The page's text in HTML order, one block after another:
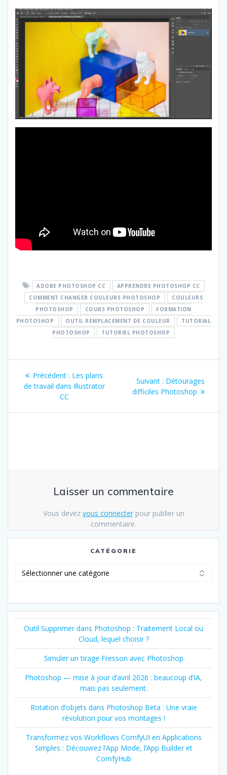
ADOBE PHOTOSHOP CC
APPRENDRE PHOTOSHOP CC
COMMENT CHANGER COULEURS PHOTOSHOP
COULEURS
PHOTOSHOP
COURS PHOTOSHOP
FORMATION
PHOTOSHOP
OUTIL REMPLACEMENT DE COULEUR
TUTORIAL
PHOTOSHOP
TUTORIEL PHOTOSHOP
Navigation
de
l’article
Précédent : Article
précédent
Les plans
de travail dans Illustrator
CC
Suivant : Article
suivant
Détourages
difficiles Photoshop
Laisser un commentaire
Vous devez vous connecterpour publier un
commentaire.
CATÉGORIE
Outil Supprimer dans Photoshop : Traitement Local ou
Cloud, lequel choisir ?
Simuler un tirage Fresson avec Photoshop
Photoshop — mise à jour d’avril 2026 : beaucoup d’IA,
mais pas seulement.
Rotation d’objets dans Photoshop Beta : Une vraie
révolution pour vos montages !
Transformez vos Workflows ComfyUI en Applications
Simples : Découvrez l’App Mode, l’App Builder et
ComfyHub